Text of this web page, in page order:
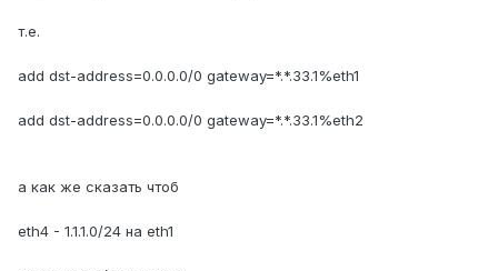
т.е.
add dst-address=0.0.0.0/0 gateway=*.*.33.1%eth1
add dst-address=0.0.0.0/0 gateway=*.*.33.1%eth2
а как же сказать чтоб
eth4 - 1.1.1.0/24 на eth1